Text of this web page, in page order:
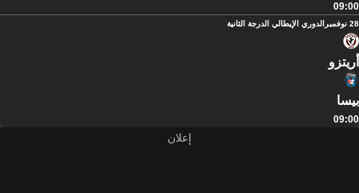
09:00
28 نوفمبر الدوري الإيطالي الدرجة الثانية
أريتزو
بيسا
09:00